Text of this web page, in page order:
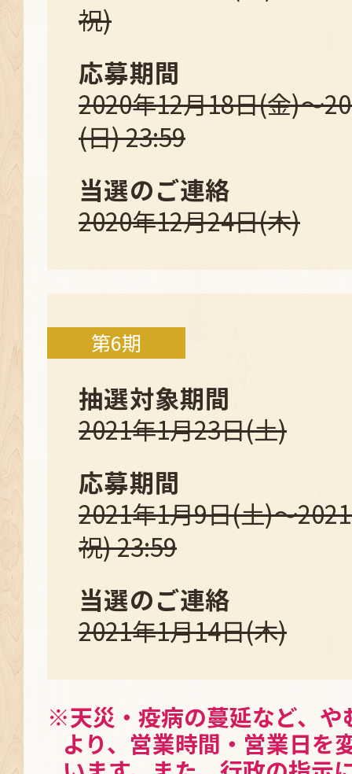
祝)
応募期間
2020年12月18日(金)～
(日) 23:59
当選のご連絡
2020年12月24日(木)
第6期
抽選対象期間
2021年1月23日(土)
応募期間
2021年1月9日(土)～
祝) 23:59
当選のご連絡
2021年1月14日(木)
※天災・疫病の蔓延など、や
より、営業時間・営業日を